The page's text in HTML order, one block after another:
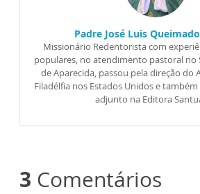
Padre José Luis
Missionário Redentorista com
populares, no atendimento pastoral no
de Aparecida, passou pela direção do
Filadélfia nos Estados Unidos e
adjunto na Editora
3 Comentários